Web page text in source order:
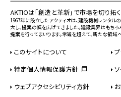
AKTIOは「創造と革新」で市場を切り拓く
1967年に設立したアクティオは、建設機械レンタル
大し、提案の幅を広げてきました。建設業界はもち
提案を行ってまいります。常識を超えて、新たな領域
このサイトについて
特定個人情報保護方針
ウェブアクセシビリティ方針